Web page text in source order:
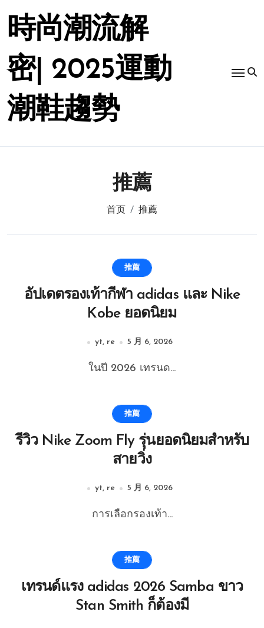
時尚潮流解
密| 2025運動
潮鞋趨勢
推薦
首页 推薦
推薦
อัปเดตรองเท้ากีฬา adidas และ Nike
Kobe ยอดนิยม
yt, re 5 月 6, 2026
ในปี 2026 เทรนด...
推薦
รีวิว Nike Zoom Fly รุ่นยอดนิยมสำหรับ
สายวิ่ง
yt, re 5 月 6, 2026
การเลือกรองเท้า...
推薦
เทรนด์แรง adidas 2026 Samba ขาว
Stan Smith ก็ต้องมี